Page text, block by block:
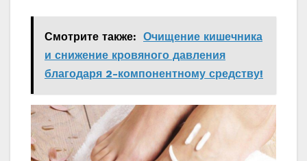
Смотрите также: Очищение кишечника
и снижение кровяного давления
благодаря 2-компонентному средству!